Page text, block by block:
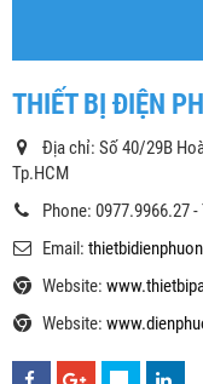
THIẾT BỊ ĐIỆN
Địa chỉ: Số 40/29B
Tp.HCM
Phone: 0977.9966.27
Email:
Website:
Website: